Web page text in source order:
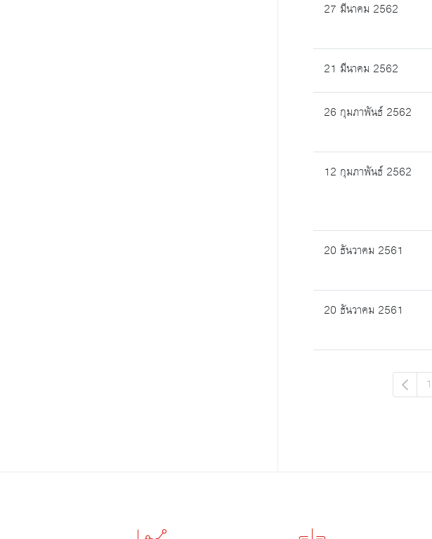
27 มีนาคม 2562
21 มีนาคม 2562
26 กุมภาพันธ์ 2562
12 กุมภาพันธ์ 2562
20 ธันวาคม 2561
20 ธันวาคม 2561
1